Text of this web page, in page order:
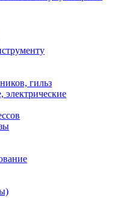
гильз
электрические